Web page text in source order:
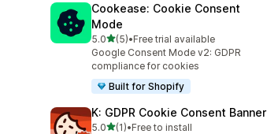
Cookease: Cookie Consent
Mode
5.05つ星中
(5)
合計レビュー数：5件
•Free trial available
Google Consent Mode v2: GDPR
compliance for cookies
Built for Shopify
K: GDPR Cookie Consent Banner
5.05つ星中
(1)•Free to install